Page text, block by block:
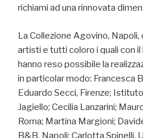
richiami ad una rinnovata
La Collezione Agovino,
artisti e tutti coloro i quali con
hanno reso possibile la
in particolar modo: Francesca
Eduardo Secci, Firenze;
Jagiello; Cecilia Lanzarini;
Roma; Martina Margioni;
B&B, Napoli; Carlotta Spinelli.